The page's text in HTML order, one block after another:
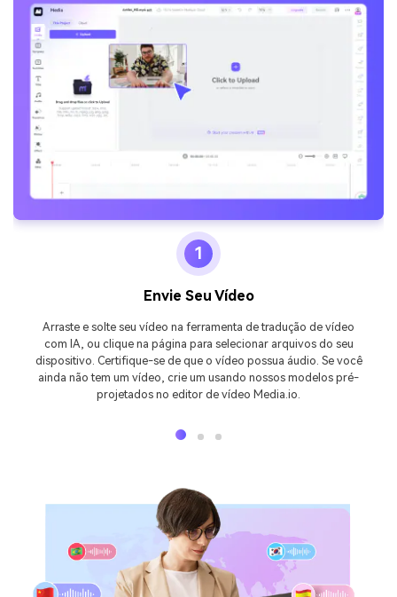
1
Envie Seu Vídeo
Arraste e solte seu vídeo na ferramenta de tradução de vídeo
com IA, ou clique na página para selecionar arquivos do seu
dispositivo. Certifique-se de que o vídeo possua áudio. Se você
ainda não tem um vídeo, crie um usando nossos modelos pré-
projetados no editor de vídeo Media.io.